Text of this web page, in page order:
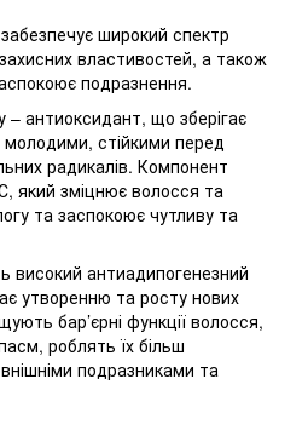
широкий спектр
властивостей, а також
подразнення.
– антиоксидант, що зберігає
молодими, стійкими перед
радикалів. Компонент
який зміцнює волосся та
та заспокоює чутливу та
високий антиадипогенезний
утворенню та росту нових
бар’єрні функції волосся,
роблять їх більш
подразниками та